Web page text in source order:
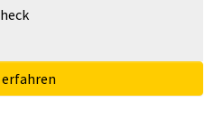
erfahren